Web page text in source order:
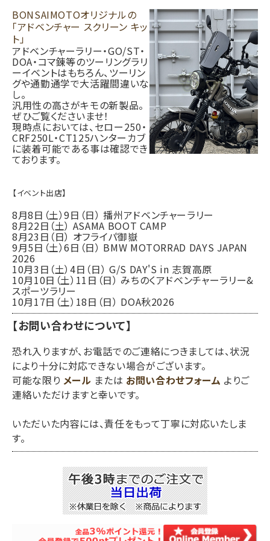
BONSAIMOTOオリジナルの
「アドベンチャー スクリーン キッ
ト」
アドベンチャーラリー・GO/ST・
DOA・コマ錬等のツーリングラリ
ーイベントはもちろん、ツーリン
グや通勤通学で大活躍間違いな
し。
汎用性の高さがキモの新製品。
ぜひご覧くださいませ！
現時点においては、セロー250・
CRF250L・CT125ハンターカブ
に装着可能である事は確認でき
ております。
【イベント出店】
8月8日（土）9日（日） 播州アドベンチャーラリー
8月22日（土） ASAMA BOOT CAMP
8月23日（日） オフライパ御嶽
9月5日（土）6日（日） BMW MOTORRAD DAYS JAPAN
2026
10月3日（土）4日（日） G/S DAY'S in 志賀高原
10月10日（土）11日（日） みちのくアドベンチャーラリー&
スポーツラリー
10月17日（土）18日（日） DOA秋2026
【お問い合わせについて】
恐れ入りますが、お電話でのご連絡につきましては、状況
により十分に対応できない場合がございます。
可能な限り メール または お問い合わせフォーム よりご
連絡いただけますと幸いです。
いただいた内容には、責任をもって丁寧に対応いたしま
す。